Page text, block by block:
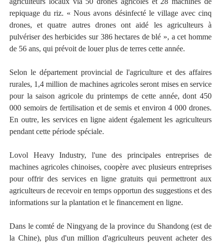
repiquage du riz. « Nous avons désinfecté le village avec cinq
drones, et quatre autres drones ont aidé les agriculteurs à
pulvériser des herbicides sur 386 hectares de blé », a cet homme
de 56 ans, qui prévoit de louer plus de terres cette année.
Selon le département provincial de l'agriculture et des affaires
rurales, 1,4 million de machines agricoles seront mises en service
pour la saison agricole du printemps de cette année, dont 450
000 semoirs de fertilisation et de semis et environ 4 000 drones.
En outre, les services en ligne aident également les agriculteurs
pendant cette période spéciale.
Lovol Heavy Industry, l'une des principales entreprises de
machines agricoles chinoises, coopère avec plusieurs entreprises
pour offrir des services en ligne gratuits qui permettront aux
agriculteurs de recevoir en temps opportun des suggestions et des
informations sur la plantation et le financement en ligne.
Dans le comté de Ningyang de la province du Shandong (est de
la Chine), plus d'un million d'agriculteurs peuvent acheter des